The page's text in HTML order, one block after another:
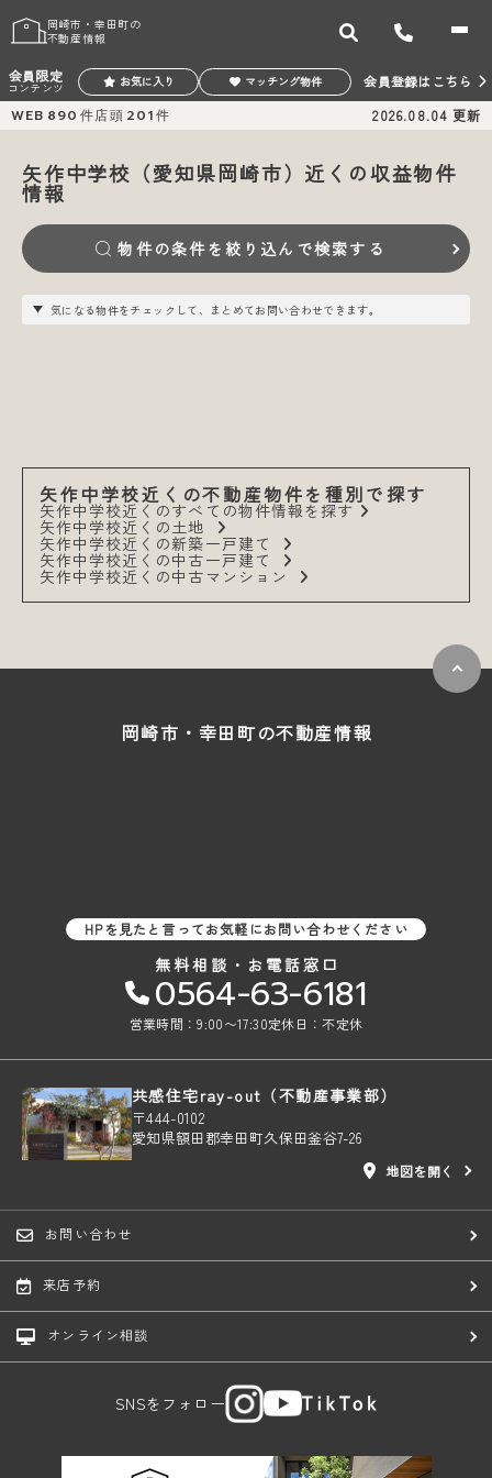
岡崎市・幸田町の
不動産情報
会員限定
コンテンツ お気に入り マッチング物件 会員登録はこちら
WEB 890 件店頭 201件 2026.08.04 更新
矢作中学校（愛知県岡崎市）近くの収益物件
情報
物件の条件を絞り込んで検索する
気になる物件をチェックして、まとめてお問い合わせできます。
矢作中学校近くの不動産物件を種別で探す
矢作中学校近くのすべての物件情報を探す
矢作中学校近くの土地
矢作中学校近くの新築一戸建て
矢作中学校近くの中古一戸建て
矢作中学校近くの中古マンション
岡崎市・幸田町の不動産情報
HPを見たと言ってお気軽にお問い合わせください
無料相談・お電話窓口
0564-63-6181
営業時間：9:00〜17:30定休日：不定休
共感住宅ray-out（不動産事業部）
〒444-0102
愛知県額田郡幸田町久保田釜谷7-26
地図を開く
お問い合わせ
来店予約
オンライン相談
SNSをフォロー